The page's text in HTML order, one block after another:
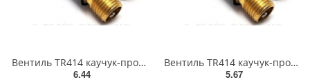
Вентиль TR414 каучук-продается только по упаковкам(100 шт)
6.44
Вентиль TR414 каучук-продается только по упаковкам(100 шт)
5.67